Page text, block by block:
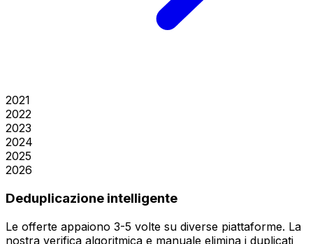
2021
2022
2023
2024
2025
2026
Deduplicazione intelligente
Le offerte appaiono 3-5 volte su diverse piattaforme. La
nostra verifica algoritmica e manuale elimina i duplicati